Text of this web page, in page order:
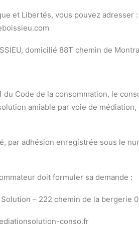
et Libertés, vous pouvez adresser :
domicilié 88T chemin de
du Code de la consommation, le
amiable par voie de
par adhésion enregistrée sous le
doit formuler sa demande :
– 222 chemin de la bergerie
conso.fr